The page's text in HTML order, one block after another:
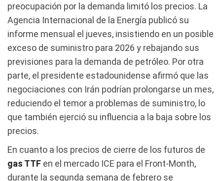
preocupación por la demanda limitó los precios. La
Agencia Internacional de la Energía publicó su
informe mensual el jueves, insistiendo en un posible
exceso de suministro para 2026 y rebajando sus
previsiones para la demanda de petróleo. Por otra
parte, el presidente estadounidense afirmó que las
negociaciones con Irán podrían prolongarse un mes,
reduciendo el temor a problemas de suministro, lo
que también ejerció su influencia a la baja sobre los
precios.
En cuanto a los precios de cierre de los futuros de
gas TTF en el mercado ICE para el Front‑Month,
durante la segunda semana de febrero se